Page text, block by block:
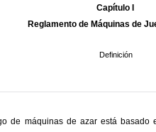
Capítulo I
Reglamento de Máquinas de
Definición
de máquinas de azar está basado